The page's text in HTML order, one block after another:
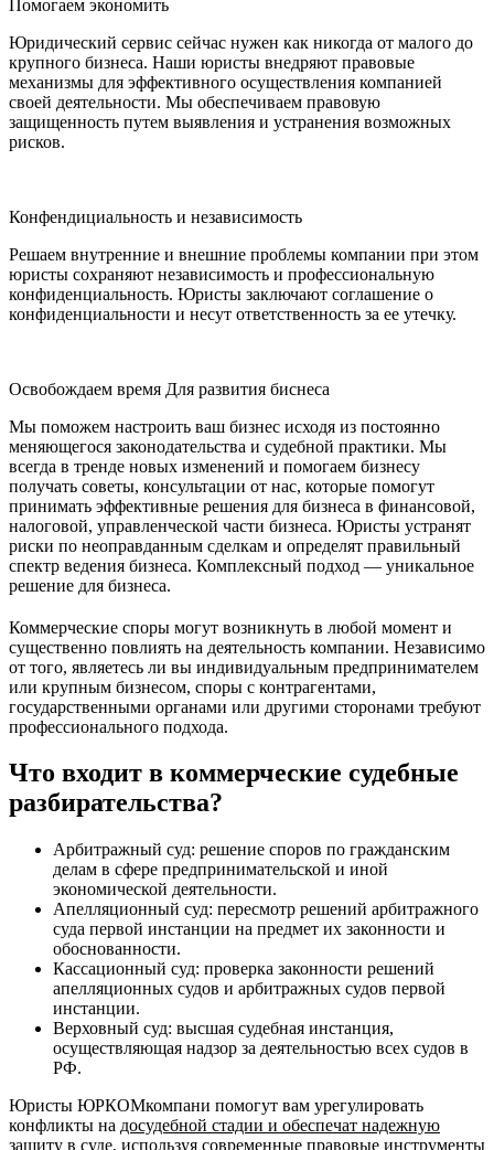
Помогаем экономить
Юридический сервис сейчас нужен как никогда от малого до
крупного бизнеса. Наши юристы внедряют правовые
механизмы для эффективного осуществления компанией
своей деятельности. Мы обеспечиваем правовую
защищенность путем выявления и устранения возможных
рисков.
Конфендициальность и независимость
Решаем внутренние и внешние проблемы компании при этом
юристы сохраняют независимость и профессиональную
конфиденциальность. Юристы заключают соглашение о
конфиденциальности и несут ответственность за ее утечку.
Освобождаем время Для развития биснеса
Мы поможем настроить ваш бизнес исходя из постоянно
меняющегося законодательства и судебной практики. Мы
всегда в тренде новых изменений и помогаем бизнесу
получать советы, консультации от нас, которые помогут
принимать эффективные решения для бизнеса в финансовой,
налоговой, управленческой части бизнеса. Юристы устранят
риски по неоправданным сделкам и определят правильный
спектр ведения бизнеса. Комплексный подход — уникальное
решение для бизнеса.
Коммерческие споры могут возникнуть в любой момент и
существенно повлиять на деятельность компании. Независимо
от того, являетесь ли вы индивидуальным предпринимателем
или крупным бизнесом, споры с контрагентами,
государственными органами или другими сторонами требуют
профессионального подхода.
Что входит в коммерческие судебные
разбирательства?
Арбитражный суд: решение споров по гражданским
делам в сфере предпринимательской и иной
экономической деятельности.
Апелляционный суд: пересмотр решений арбитражного
суда первой инстанции на предмет их законности и
обоснованности.
Кассационный суд: проверка законности решений
апелляционных судов и арбитражных судов первой
инстанции.
Верховный суд: высшая судебная инстанция,
осуществляющая надзор за деятельностью всех судов в
РФ.
Юристы ЮРКОМкомпани помогут вам урегулировать
конфликты на досудебной стадии и обеспечат надежную
защиту в суде, используя современные правовые инструменты